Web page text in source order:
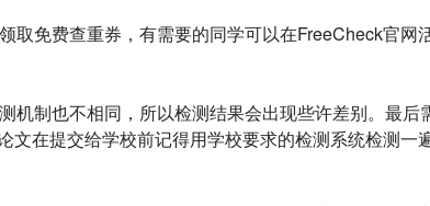
取免费查重券，有需要的同学可以在FreeCheck官网
机制也不相同，所以检测结果会出现些许差别。最后
文在提交给学校前记得用学校要求的检测系统检测一